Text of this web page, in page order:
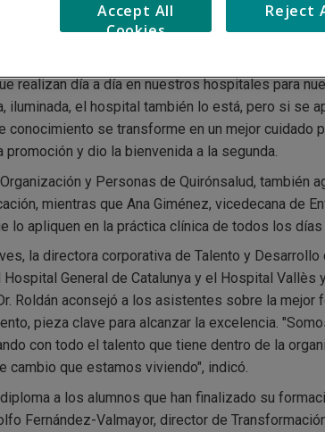
de los pacientes.
Grupo Quirónsalud, explicó que "este máster es
desarrollarse personalmente e intercambiar
realizan día a día en nuestros hospitales para
iluminada, el hospital también lo está, pero si se
se transforme en un mejor cuidado
y dio la bienvenida a la segunda.
y Personas de Quirónsalud,
mientras que Ana Giménez, vicedecana de
lo apliquen en la práctica clínica de todos los
la directora corporativa de Talento y
General de Catalunya y el Hospital Vallès
Roldán aconsejó a los asistentes sobre la
pieza clave para alcanzar la excelencia.
con todo el talento que tiene dentro de la
cambio que estamos viviendo", indicó.
a los alumnos que han finalizado su
Fernández-Valmayor, director de
Reject
Accept All
Cookies